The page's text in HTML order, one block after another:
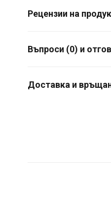
Въпроси (0) и
Доставка и